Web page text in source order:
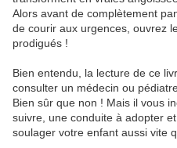
Alors avant de complètement
de courir aux urgences, ouvrez
prodigués !
Bien entendu, la lecture de ce
consulter un médecin ou
Bien sûr que non ! Mais il vous
suivre, une conduite à adopter
soulager votre enfant aussi vite